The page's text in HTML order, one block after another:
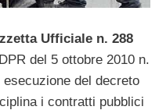
Ufficiale n. 288
del 5 ottobre 2010 n.
del decreto
i contratti pubblici